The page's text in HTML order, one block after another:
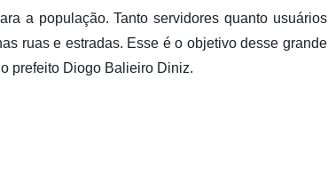
a população. Tanto servidores quanto usuários
ruas e estradas. Esse é o objetivo desse grande
prefeito Diogo Balieiro Diniz.